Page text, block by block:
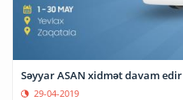
Səyyar ASAN xidmət davam edir
29-04-2019